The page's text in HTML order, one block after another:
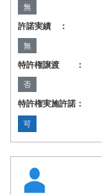
無
許諾実績 ：
無
特許権譲渡 ：
否
特許権実施許諾：
可